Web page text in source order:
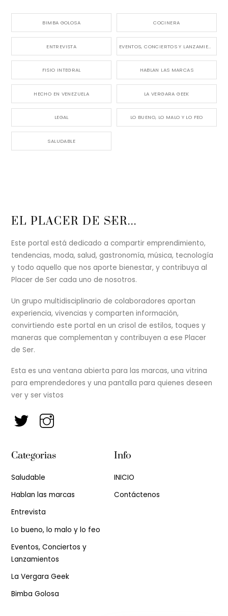
BIMBA GOLOSA COCINERA
ENTREVISTA
FISIO INTEGRAL HABLAN LAS MARCAS
HECHO EN VENEZUELA LA VERGARA GEEK
LEGAL LO BUENO, LO MALO Y LO FEO
SALUDABLE
Back
Top
EL PLACER DE SER...
Este portal está dedicado a compartir emprendimiento,
tendencias, moda, salud, gastronomía, música, tecnología
y todo aquello que nos aporte bienestar, y contribuya al
Placer de Ser cada uno de nosotros.
Un grupo multidisciplinario de colaboradores aportan
experiencia, vivencias y comparten información,
convirtiendo este portal en un crisol de estilos, toques y
maneras que complementan y contribuyen a ese Placer
de Ser.
Esta es una ventana abierta para las marcas, una vitrina
para emprendedores y una pantalla para quienes deseen
ver y ser vistos
Categorias
Saludable
Hablan las marcas
Entrevista
Lo bueno, lo malo y lo feo
Eventos, Conciertos y
Lanzamientos
La Vergara Geek
Bimba Golosa
Info
INICIO
Contáctenos